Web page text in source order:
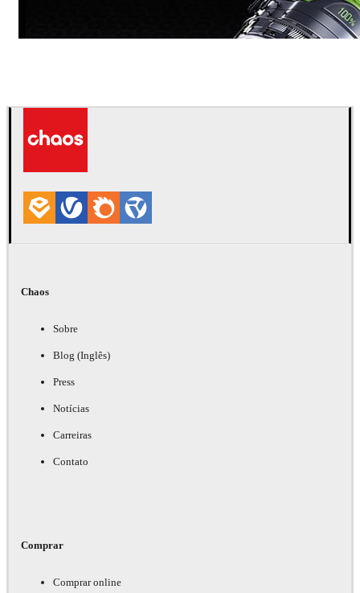
Chaos
Sobre
Blog (Inglês)
Press
Notícias
Carreiras
Contato
Comprar
Comprar online